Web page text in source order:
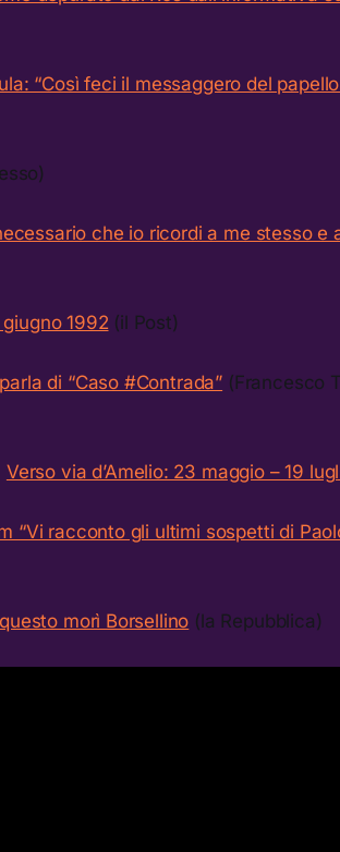
“Così feci il messaggero del papello
che io ricordi a me stesso e
1992 (il Post)
di “Caso #Contrada” (Francesco
Verso via d’Amelio: 23 maggio – 19
“Vi racconto gli ultimi sospetti di
morì Borsellino (la Repubblica)